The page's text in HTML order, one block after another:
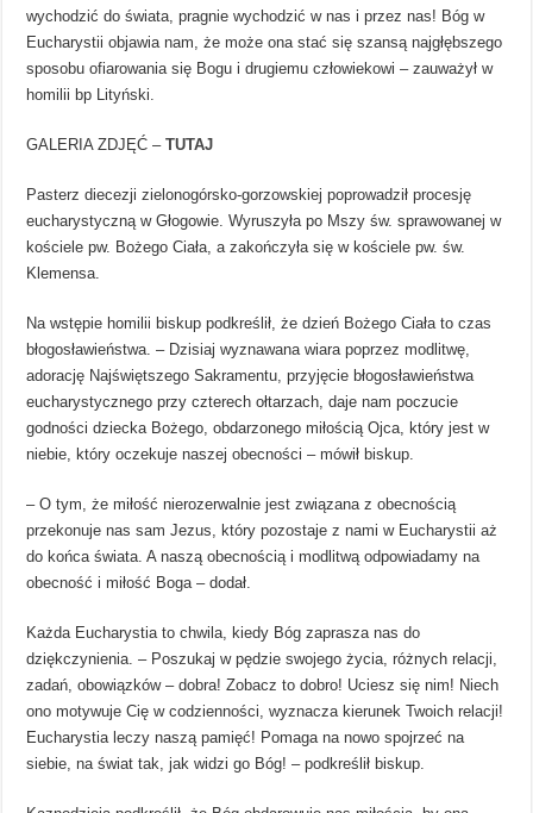
wychodzić do świata, pragnie wychodzić w nas i przez nas! Bóg w
Eucharystii objawia nam, że może ona stać się szansą najgłębszego
sposobu ofiarowania się Bogu i drugiemu człowiekowi – zauważył w
homilii bp Lityński.
GALERIA ZDJĘĆ –TUTAJ
Pasterz diecezji zielonogórsko-gorzowskiej poprowadził procesję
eucharystyczną w Głogowie. Wyruszyła po Mszy św. sprawowanej w
kościele pw. Bożego Ciała, a zakończyła się w kościele pw. św.
Klemensa.
Na wstępie homilii biskup podkreślił, że dzień Bożego Ciała to czas
błogosławieństwa. – Dzisiaj wyznawana wiara poprzez modlitwę,
adorację Najświętszego Sakramentu, przyjęcie błogosławieństwa
eucharystycznego przy czterech ołtarzach, daje nam poczucie
godności dziecka Bożego, obdarzonego miłością Ojca, który jest w
niebie, który oczekuje naszej obecności – mówił biskup.
– O tym, że miłość nierozerwalnie jest związana z obecnością
przekonuje nas sam Jezus, który pozostaje z nami w Eucharystii aż
do końca świata. A naszą obecnością i modlitwą odpowiadamy na
obecność i miłość Boga – dodał.
Każda Eucharystia to chwila, kiedy Bóg zaprasza nas do
dziękczynienia. – Poszukaj w pędzie swojego życia, różnych relacji,
zadań, obowiązków – dobra! Zobacz to dobro! Uciesz się nim! Niech
ono motywuje Cię w codzienności, wyznacza kierunek Twoich relacji!
Eucharystia leczy naszą pamięć! Pomaga na nowo spojrzeć na
siebie, na świat tak, jak widzi go Bóg! – podkreślił biskup.